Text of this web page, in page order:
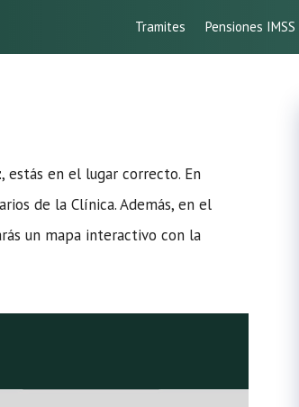
Tramites Pensiones IMSS
, estás en el lugar correcto. En
de la Clínica. Además, en el
un mapa interactivo con la